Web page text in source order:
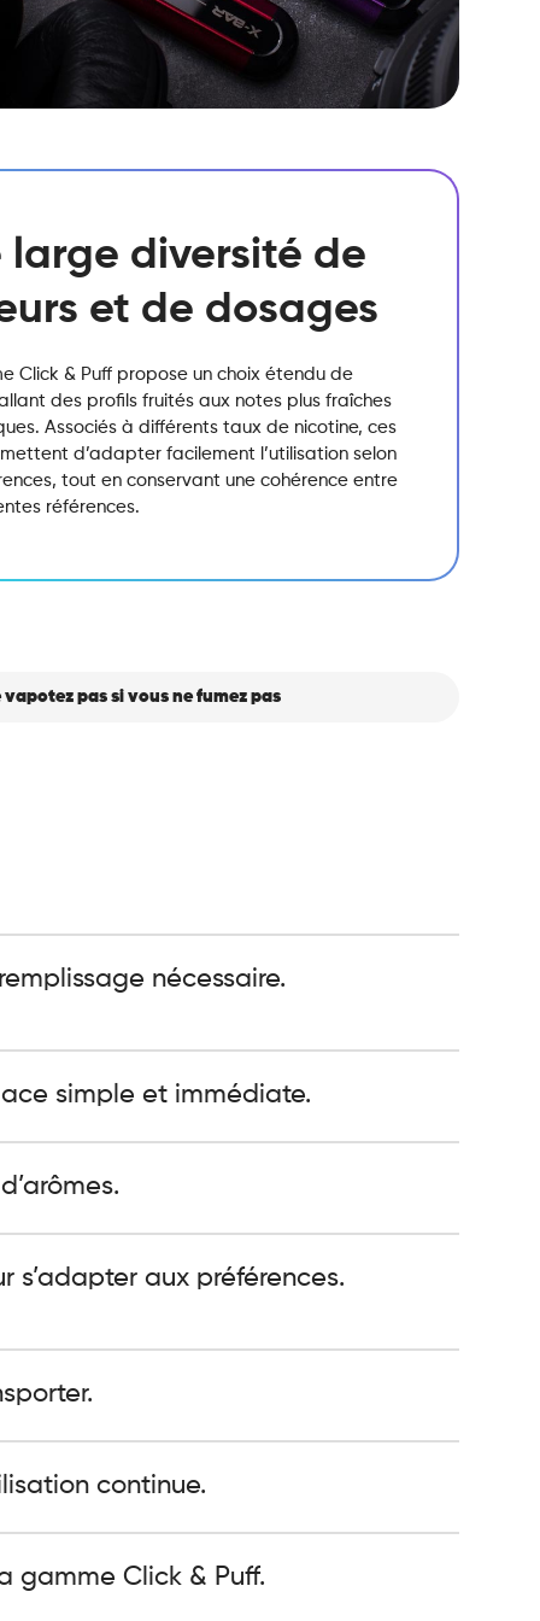
large diversité de
et de dosages
Click & Puff propose un choix étendu de
des profils fruités aux notes plus fraîches
Associés à différents taux de nicotine, ces
d’adapter facilement l’utilisation selon
tout en conservant une cohérence entre
références.
vapotez pas si vous ne fumez pas
nécessaire.
simple et immédiate.
s’adapter aux préférences.
continue.
gamme Click & Puff.